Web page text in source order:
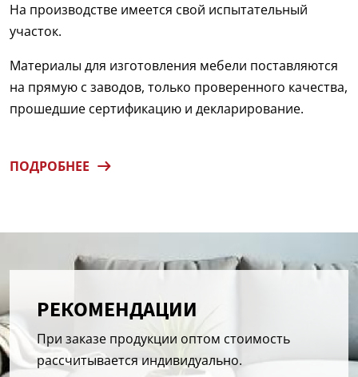
На производстве имеется свой испытательный
участок.
Материалы для изготовления мебели поставляются
на прямую с заводов, только проверенного качества,
прошедшие сертификацию и декларирование.
ПОДРОБНЕЕ
РЕКОМЕНДАЦИИ
При заказе продукции оптом стоимость
рассчитывается индивидуально.